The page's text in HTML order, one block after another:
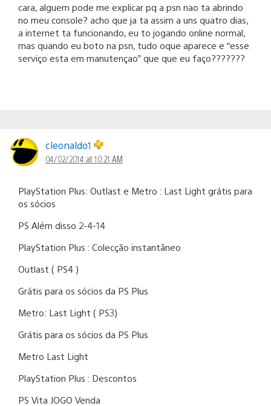
cara, alguem pode me explicar pq a psn nao ta abrindo
no meu console? acho que ja ta assim a uns quatro dias,
a internet ta funcionando, eu to jogando online normal,
mas quando eu boto na psn, tudo oque aparece e “esse
serviço esta em manutençao” que que eu faço???????
cleonaldo1
04/02/2014 at 10:21 AM
PlayStation Plus: Outlast e Metro : Last Light grátis para
os sócios
PS Além disso 2-4-14
PlayStation Plus : Colecção instantâneo
Outlast ( PS4 )
Grátis para os sócios da PS Plus
Metro: Last Light ( PS3)
Grátis para os sócios da PS Plus
Metro Last Light
PlayStation Plus : Descontos
PS Vita JOGO Venda